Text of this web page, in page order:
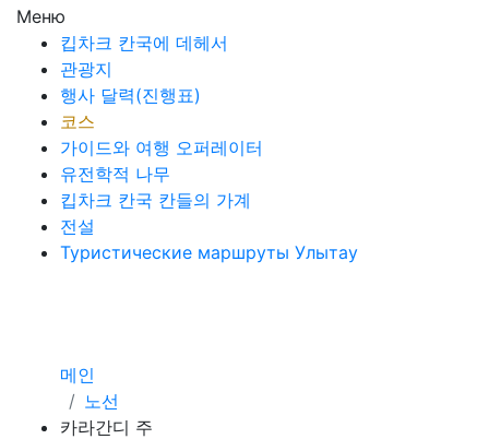
Меню
킵차크 칸국에 데헤서
관광지
행사 달력(진행표)
코스
가이드와 여행 오퍼레이터
유전학적 나무
킵차크 칸국 칸들의 가계
전설
Туристические маршруты Улытау
메인
노선
카라간디 주